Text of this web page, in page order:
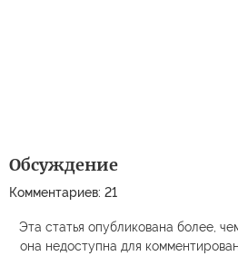
Обсуждение
Комментариев: 21
Эта статья опубликована более,
она недоступна для